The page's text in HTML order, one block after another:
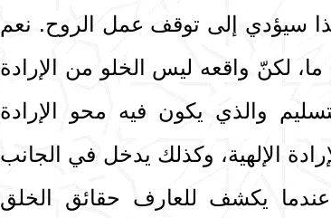
سيؤدي إلى توقف عمل الروح. نعم
لكنّ واقعه ليس الخلو من الإرادة
والذي يكون فيه محو الإرادة
الإلهية، وكذلك يدخل في الجانب
يكشف للعارف حقائق الخلق